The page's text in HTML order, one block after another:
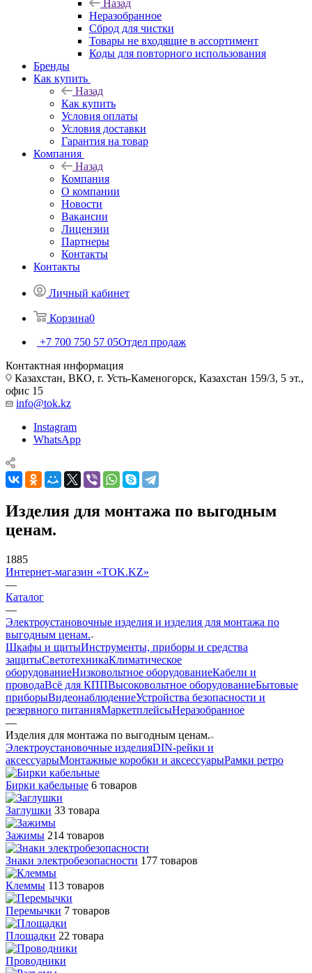
Назад
Неразобранное
Сброд для чистки
Товары не входящие в ассортимент
Коды для повторного использования
Бренды
Как купить
Назад
Как купить
Условия оплаты
Условия доставки
Гарантия на товар
Компания
Назад
Компания
О компании
Новости
Вакансии
Лицензии
Партнеры
Контакты
Контакты
Личный кабинет
Корзина0
+7 700 750 57 05Отдел продаж
Контактная информация
Казахстан, ВКО, г. Усть-Каменогорск, Казахстан 159/3, 5 эт.,
офис 15
info@tok.kz
Instagram
WhatsApp
Изделия для монтажа по выгодным
ценам.
1885
Интернет-магазин «TOK.KZ»
—
Каталог
—
Электроустановочные изделия и изделия для монтажа по
выгодным ценам.
Шкафы и щитыИнструменты, приборы и средства
защитыСветотехникаКлиматическое
оборудованиеНизковольтное оборудованиеКабели и
проводаВсё для КППВысоковольтное оборудованиеБытовые
приборыВидеонаблюдениеУстройства безопасности и
резервного питанияМаркетплейсыНеразобранное
—
Изделия для монтажа по выгодным ценам.
Электроустановочные изделияDIN-рейки и
аксессуарыМонтажные коробки и аксессуарыРамки ретро
Бирки кабельные 6 товаров
Заглушки 33 товара
Зажимы 214 товаров
Знаки электробезопасности 177 товаров
Клеммы 113 товаров
Перемычки 7 товаров
Площадки 22 товара
Проводники